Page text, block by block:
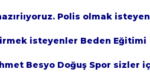
Polis olmak isteyen
isteyenler Beden Eğitimi
Besyo Doğuş Spor sizler